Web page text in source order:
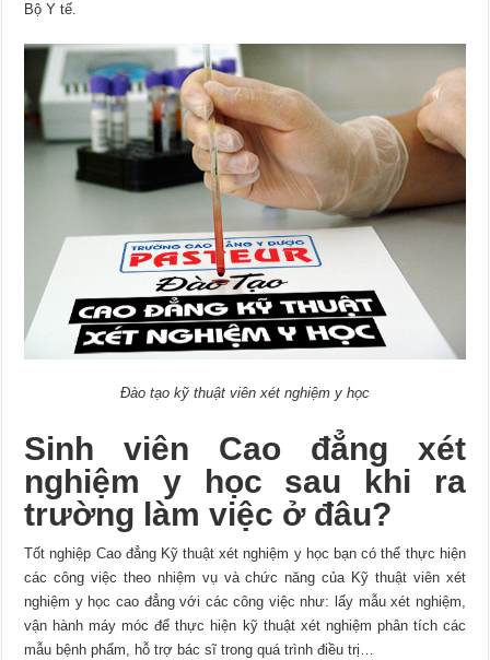
Bộ Y tế.
Đào tạo kỹ thuật viên xét nghiệm y học
Sinh viên Cao đẳng xét
nghiệm y học sau khi ra
trường làm việc ở đâu?
Tốt nghiệp Cao đẳng Kỹ thuật xét nghiệm y học bạn có thể thực hiện
các công việc theo nhiệm vụ và chức năng của Kỹ thuật viên xét
nghiệm y học cao đẳng với các công việc như: lấy mẫu xét nghiệm,
vận hành máy móc để thực hiện kỹ thuật xét nghiệm phân tích các
mẫu bệnh phẩm, hỗ trợ bác sĩ trong quá trình điều trị…